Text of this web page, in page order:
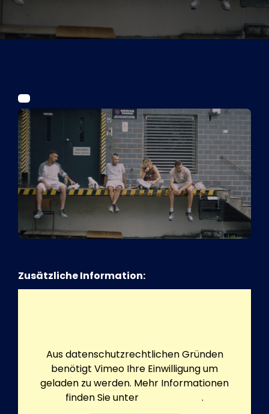
Tickets
Kurier Romy 2026
Zusätzliche Information:
Aus datenschutzrechtlichen Gründen
benötigt Vimeo Ihre Einwilligung um
geladen zu werden. Mehr Informationen
finden Sie unter
.